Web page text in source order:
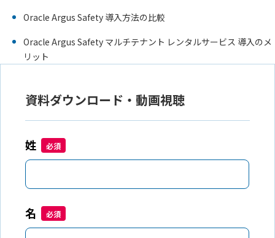
Oracle Argus Safety 導入方法の比較
Oracle Argus Safety マルチテナント レンタルサービス 導入のメ
リット
資料ダウンロード・動画視聴